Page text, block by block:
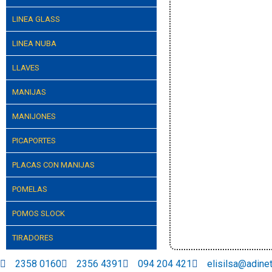
LINEA GLASS
LINEA NUBA
LLAVES
MANIJAS
MANIJONES
PICAPORTES
PLACAS CON MANIJAS
POMELAS
POMOS SLOCK
TIRADORES
2358 0160 2356 4391 094 204 421